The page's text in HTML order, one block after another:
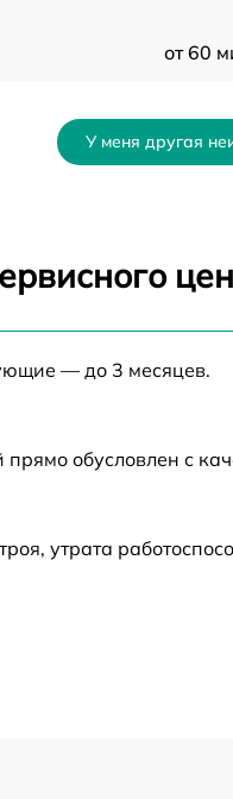
от 60
от 60
от 60
от 60
У меня другая
— до 3 месяцев.
обусловлен с
утрата